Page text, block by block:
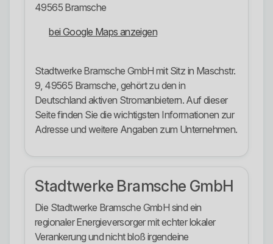
49565 Bramsche
bei Google Maps anzeigen
Stadtwerke Bramsche GmbH mit Sitz in Maschstr.
9, 49565 Bramsche, gehört zu den in
Deutschland aktiven Stromanbietern. Auf dieser
Seite finden Sie die wichtigsten Informationen zur
Adresse und weitere Angaben zum Unternehmen.
Stadtwerke Bramsche GmbH
Die Stadtwerke Bramsche GmbH sind ein
regionaler Energieversorger mit echter lokaler
Verankerung und nicht bloß irgendeine